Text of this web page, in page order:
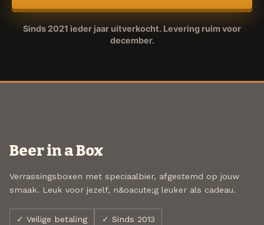
Sinds 2021 ieder jaar uitverkocht. Levering ruim voor
december.
Beer in a Box
Verrassingsboxen met speciaalbier, afgestemd op jouw
smaak. Leuk voor jezelf, n&oacute;g leuker als cadeau.
✓ Veilige betaling ✓ Sinds 2013